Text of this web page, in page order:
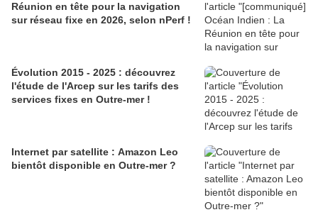
Réunion en tête pour la navigation
sur réseau fixe en 2026, selon nPerf !
Évolution 2015 - 2025 : découvrez
l'étude de l'Arcep sur les tarifs des
services fixes en Outre-mer !
Internet par satellite : Amazon Leo
bientôt disponible en Outre-mer ?